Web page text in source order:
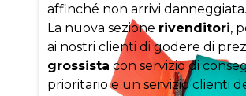
affinché non arrivi danneggiata.
La nuova sezione rivenditori,
ai nostri clienti di godere di
grossista con servizio di
prioritario e un servizio clienti